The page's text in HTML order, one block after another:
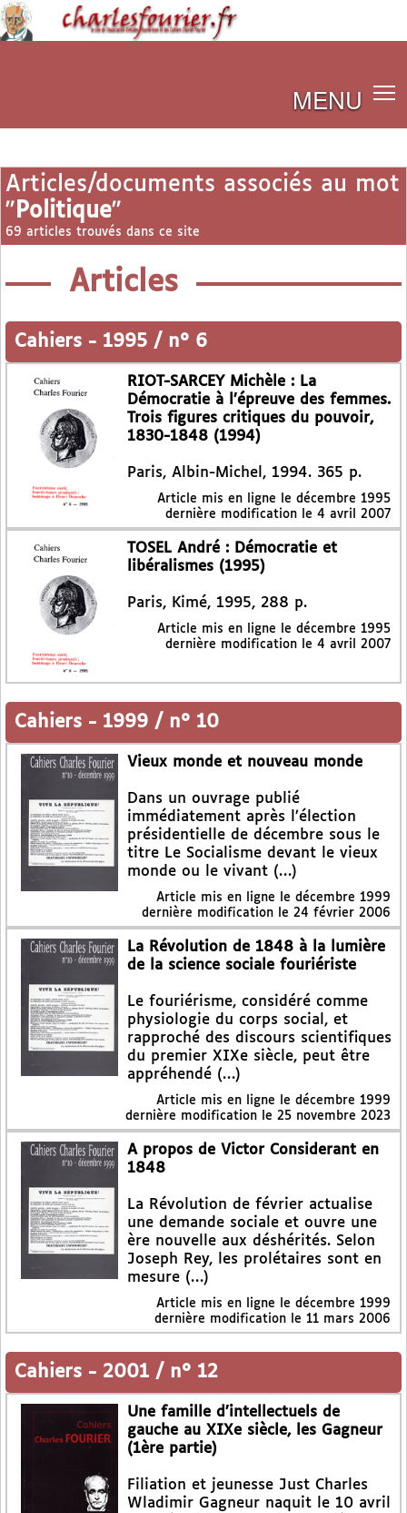
MENU
Articles/documents associés au mot
" Politique"
69 articles trouvés dans ce site
Articles
Cahiers - 1995 / n° 6
RIOT-SARCEY Michèle : La
Démocratie à l’épreuve des femmes.
Trois figures critiques du pouvoir,
1830-1848 (1994)
Paris, Albin-Michel, 1994. 365 p.
Article mis en ligne le décembre 1995
dernière modification le 4 avril 2007
TOSEL André : Démocratie et
libéralismes (1995)
Paris, Kimé, 1995, 288 p.
Article mis en ligne le décembre 1995
dernière modification le 4 avril 2007
Cahiers - 1999 / n° 10
Vieux monde et nouveau monde
Dans un ouvrage publié
immédiatement après l’élection
présidentielle de décembre sous le
titre Le Socialisme devant le vieux
monde ou le vivant (…)
Article mis en ligne le décembre 1999
dernière modification le 24 février 2006
La Révolution de 1848 à la lumière
de la science sociale fouriériste
Le fouriérisme, considéré comme
physiologie du corps social, et
rapproché des discours scientifiques
du premier XIXe siècle, peut être
appréhendé (…)
Article mis en ligne le décembre 1999
dernière modification le 25 novembre 2023
A propos de Victor Considerant en
1848
La Révolution de février actualise
une demande sociale et ouvre une
ère nouvelle aux déshérités. Selon
Joseph Rey, les prolétaires sont en
mesure (…)
Article mis en ligne le décembre 1999
dernière modification le 11 mars 2006
Cahiers - 2001 / n° 12
Une famille d’intellectuels de
gauche au XIXe siècle, les Gagneur
(1ère partie)
Filiation et jeunesse Just Charles
Wladimir Gagneur naquit le 10 avril